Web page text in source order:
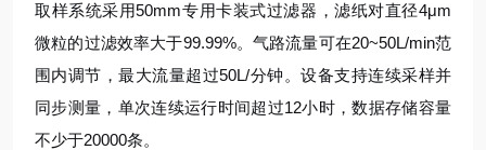
取样系统采用50mm专用卡装式过滤器，滤纸对直径4μm
微粒的过滤效率大于99.99%。气路流量可在20~50L/min范
围内调节，最大流量超过50L/分钟。设备支持连续采样并
同步测量，单次连续运行时间超过12小时，数据存储容量
不少于20000条。